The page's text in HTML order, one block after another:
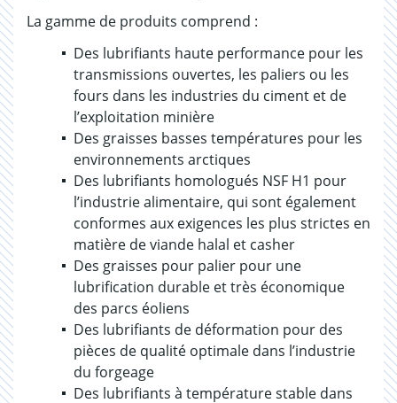
La gamme de produits comprend :
Des lubrifiants haute performance pour les
transmissions ouvertes, les paliers ou les
fours dans les industries du ciment et de
l’exploitation minière
Des graisses basses températures pour les
environnements arctiques
Des lubrifiants homologués NSF H1 pour
l’industrie alimentaire, qui sont également
conformes aux exigences les plus strictes en
matière de viande halal et casher
Des graisses pour palier pour une
lubrification durable et très économique
des parcs éoliens
Des lubrifiants de déformation pour des
pièces de qualité optimale dans l’industrie
du forgeage
Des lubrifiants à température stable dans